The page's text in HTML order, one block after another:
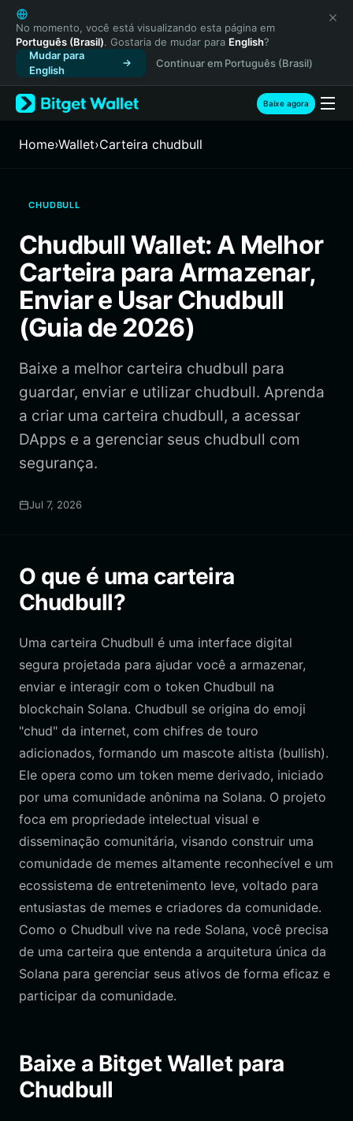
English
日本語
Tiếng Việt
Русский
Español (Latinoamérica)
Türkçe
Français
繁體中文
Bahasa Indonesia
ภาษาไทย
हिन्दी
Español
Português (Brasil)
No momento, você está visualizando esta página em
Português (Brasil). Gostaria de mudar para English?
Mudar para
English
Continuar em Português (Brasil)
Baixe agora
Home›Wallet›Carteira chudbull
CHUDBULL
Chudbull Wallet: A Melhor
Carteira para Armazenar,
Enviar e Usar Chudbull
(Guia de 2026)
Baixe a melhor carteira chudbull para
guardar, enviar e utilizar chudbull. Aprenda
a criar uma carteira chudbull, a acessar
DApps e a gerenciar seus chudbull com
segurança.
Jul 7, 2026
O que é uma carteira
Chudbull?
Uma carteira Chudbull é uma interface digital
segura projetada para ajudar você a armazenar,
enviar e interagir com o token Chudbull na
blockchain Solana. Chudbull se origina do emoji
"chud" da internet, com chifres de touro
adicionados, formando um mascote altista (bullish).
Ele opera como um token meme derivado, iniciado
por uma comunidade anônima na Solana. O projeto
foca em propriedade intelectual visual e
disseminação comunitária, visando construir uma
comunidade de memes altamente reconhecível e um
ecossistema de entretenimento leve, voltado para
entusiastas de memes e criadores da comunidade.
Como o Chudbull vive na rede Solana, você precisa
de uma carteira que entenda a arquitetura única da
Solana para gerenciar seus ativos de forma eficaz e
participar da comunidade.
Baixe a Bitget Wallet para
Chudbull